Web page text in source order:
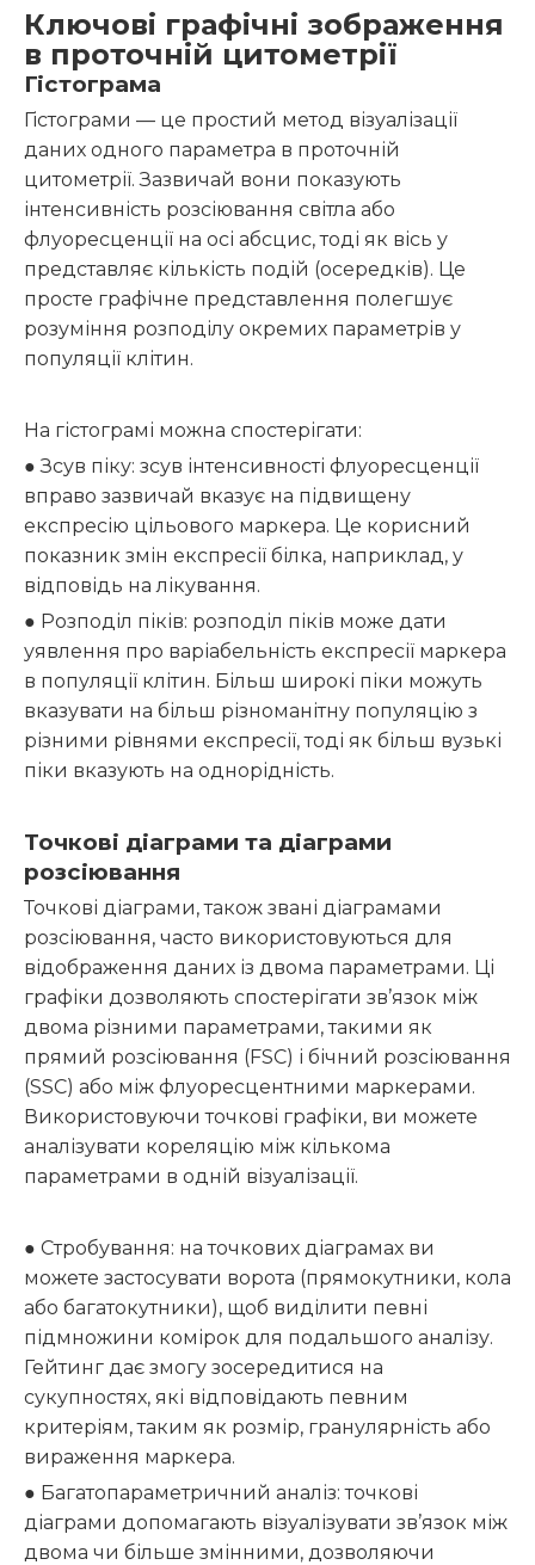
Ключові графічні зображення
в проточній цитометрії
Гістограма
Гістограми — це простий метод візуалізації
даних одного параметра в проточній
цитометрії. Зазвичай вони показують
інтенсивність розсіювання світла або
флуоресценції на осі абсцис, тоді як вісь у
представляє кількість подій (осередків). Це
просте графічне представлення полегшує
розуміння розподілу окремих параметрів у
популяції клітин.
На гістограмі можна спостерігати:
● Зсув піку: зсув інтенсивності флуоресценції
вправо зазвичай вказує на підвищену
експресію цільового маркера. Це корисний
показник змін експресії білка, наприклад, у
відповідь на лікування.
● Розподіл піків: розподіл піків може дати
уявлення про варіабельність експресії маркера
в популяції клітин. Більш широкі піки можуть
вказувати на більш різноманітну популяцію з
різними рівнями експресії, тоді як більш вузькі
піки вказують на однорідність.
Точкові діаграми та діаграми
розсіювання
Точкові діаграми, також звані діаграмами
розсіювання, часто використовуються для
відображення даних із двома параметрами. Ці
графіки дозволяють спостерігати зв’язок між
двома різними параметрами, такими як
прямий розсіювання (FSC) і бічний розсіювання
(SSC) або між флуоресцентними маркерами.
Використовуючи точкові графіки, ви можете
аналізувати кореляцію між кількома
параметрами в одній візуалізації.
● Стробування: на точкових діаграмах ви
можете застосувати ворота (прямокутники, кола
або багатокутники), щоб виділити певні
підмножини комірок для подальшого аналізу.
Гейтинг дає змогу зосередитися на
сукупностях, які відповідають певним
критеріям, таким як розмір, гранулярність або
вираження маркера.
● Багатопараметричний аналіз: точкові
діаграми допомагають візуалізувати зв’язок між
двома чи більше змінними, дозволяючи